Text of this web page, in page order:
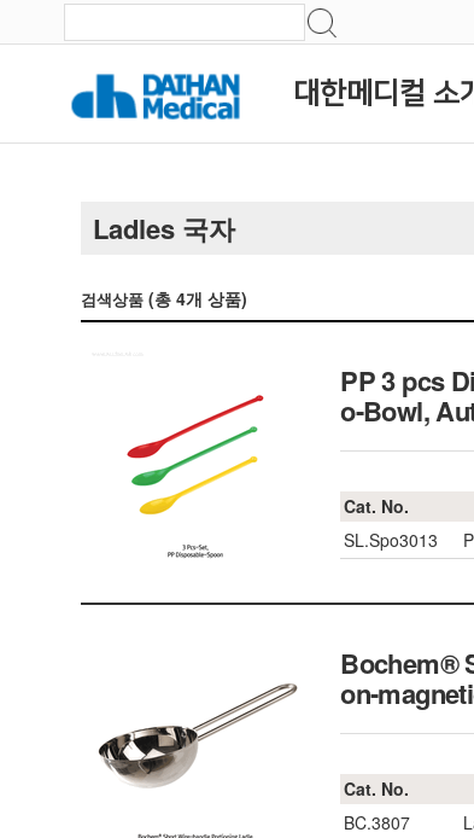
대한메디컬 소
Ladles 국자
검색상품 (총4개 상품)
PP 3 pcs
o-Bowl,
Cat. No.
SL.Spo3013
Bochem®
on-
Cat. No.
BC.3807